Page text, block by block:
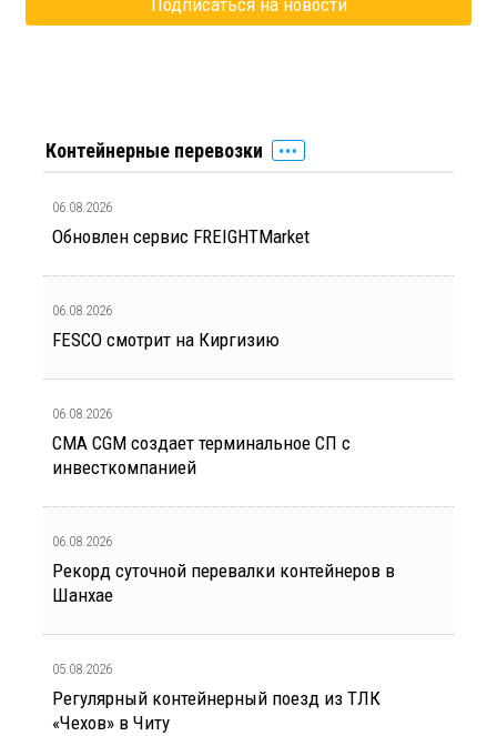
Контейнерные перевозки
06.08.2026
Обновлен сервис FREIGHTMarket
06.08.2026
FESCO смотрит на Киргизию
06.08.2026
CMA CGM создает терминальное СП с
инвесткомпанией
06.08.2026
Рекорд суточной перевалки контейнеров в
Шанхае
05.08.2026
Регулярный контейнерный поезд из ТЛК
«Чехов» в Читу